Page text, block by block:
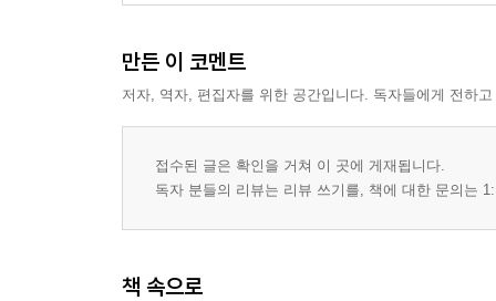
만든 이 코멘트
저자, 역자, 편집자를 위한 공간입니다. 독자들에게 전하
접수된 글은 확인을 거쳐 이 곳에 게재됩니다.
독자 분들의 리뷰는 리뷰 쓰기를, 책에 대한 문의는
책 속으로